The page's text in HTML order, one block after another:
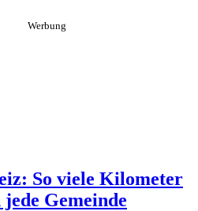
So viele Kilometer
Gemeinde